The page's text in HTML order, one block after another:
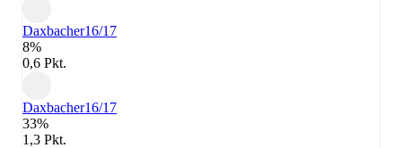
Daxbacher16/17
8%
0,6 Pkt.
Daxbacher16/17
33%
1,3 Pkt.